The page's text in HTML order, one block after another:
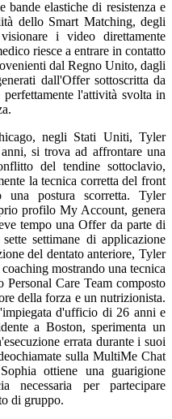
elastiche di resistenza e
dello Smart Matching, degli
i video direttamente
riesce a entrare in contatto
dal Regno Unito, dagli
dall'Offer sottoscritta da
l'attività svolta in
negli Stati Uniti, Tyler
si trova ad affrontare una
del tendine sottoclavio,
la tecnica corretta del front
una postura scorretta. Tyler
profilo My Account, genera
tempo una Offer da parte di
settimane di applicazione
del dentato anteriore, Tyler
mostrando una tecnica
Care Team composto
della forza e un nutrizionista.
d'ufficio di 26 anni e
a Boston, sperimenta un
errata durante i suoi
sulla MultiMe Chat
ottiene una guarigione
necessaria per partecipare
di gruppo.